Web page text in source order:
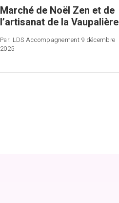
Marché de Noël Zen et de
l’artisanat de la Vaupalière
Par: LDS Accompagnement 9 décembre
2025